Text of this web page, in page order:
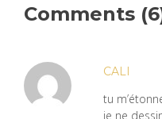
Comments
CALI
tu
je ne